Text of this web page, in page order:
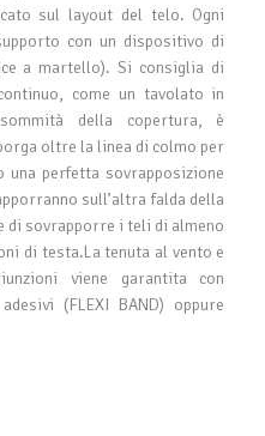
sul layout del telo. Ogni
con un dispositivo di
a martello). Si consiglia di
come un tavolato in
della copertura, è
oltre la linea di colmo per
una perfetta sovrapposizione
sull’altra falda della
di sovrapporre i teli di almeno
di testa.La tenuta al vento e
viene garantita con
(FLEXI BAND) oppure